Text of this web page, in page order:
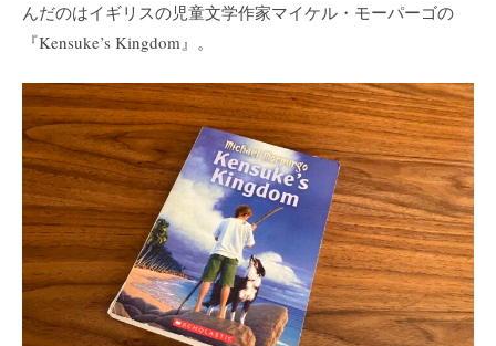
んだのはイギリスの児童文学作家マイケル・モーパーゴの
『Kensuke’s Kingdom』。